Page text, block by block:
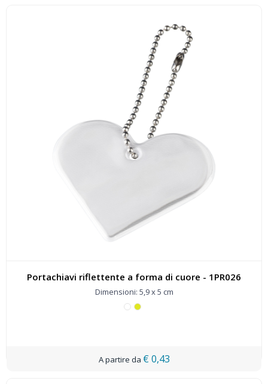
Portachiavi riflettente a forma di cuore - 1PR026
Dimensioni: 5,9 x 5 cm
€ 0,43